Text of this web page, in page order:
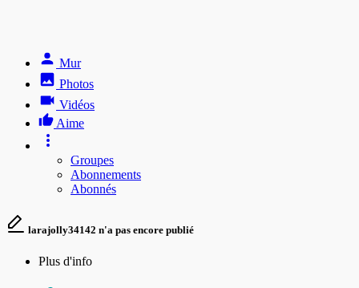
Mur
Photos
Vidéos
Aime
Groupes
Abonnements
Abonnés
larajolly34142 n'a pas encore publié
Plus d'info